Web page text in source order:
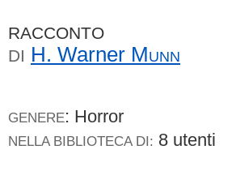
RACCONTO
DI H. Warner Munn
GENERE: Horror
NELLA BIBLIOTECA DI: 8 utenti